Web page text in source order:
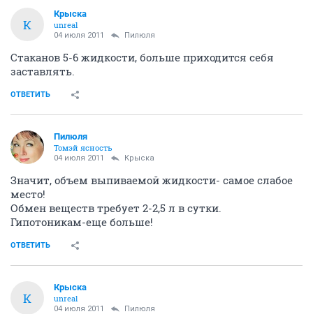
К
Крыска
unreal
04 июля 2011 Пилюля
Стаканов 5-6 жидкости, больше приходится себя
заставлять.
ОТВЕТИТЬ
Пилюля
Томэй ясность
04 июля 2011 Крыска
Значит, объем выпиваемой жидкости- самое слабое
место!
Обмен веществ требует 2-2,5 л в сутки.
Гипотоникам-еще больше!
ОТВЕТИТЬ
К
Крыска
unreal
04 июля 2011 Пилюля